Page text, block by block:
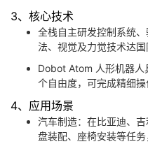
3、核心技术
全栈自主研发控制系统
法、视觉及力觉技术达国
Dobot Atom 人形机器人
个自由度，可完成精细操
4、应用场景
汽车制造：在比亚迪、
盘装配、座椅安装等任